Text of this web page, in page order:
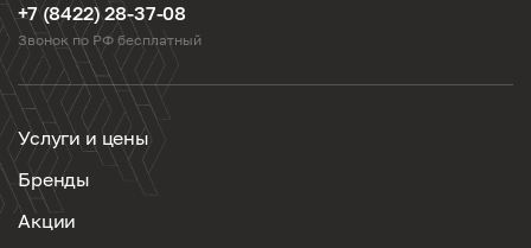
+7 (8422) 28-37-08
Звонок по РФ бесплатный
Услуги и цены
Бренды
Акции